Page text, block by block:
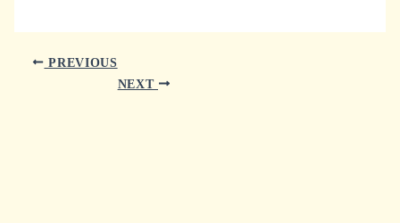
PREVIOUS
NEXT